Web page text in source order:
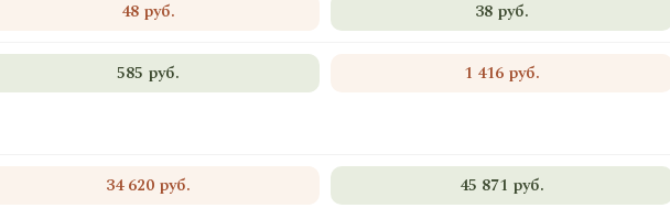
48 руб. 38 руб.
585 руб. 1 416 руб.
34 620 руб. 45 871 руб.